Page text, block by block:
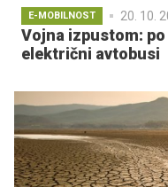
E-MOBILNOST 20. 10.
Vojna izpustom:
električni avtobusi